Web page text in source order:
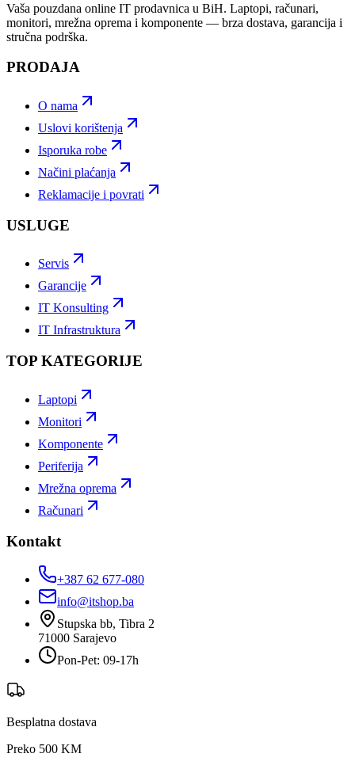
Vaša pouzdana online IT prodavnica u BiH. Laptopi, računari,
monitori, mrežna oprema i komponente — brza dostava, garancija i
stručna podrška.
PRODAJA
O nama
Uslovi korištenja
Isporuka robe
Načini plaćanja
Reklamacije i povrati
USLUGE
Servis
Garancije
IT Konsulting
IT Infrastruktura
TOP KATEGORIJE
Laptopi
Monitori
Komponente
Periferija
Mrežna oprema
Računari
Kontakt
+387 62 677-080
info@itshop.ba
Stupska bb, Tibra 2
71000 Sarajevo
Pon-Pet: 09-17h
Besplatna dostava
Preko 500 KM